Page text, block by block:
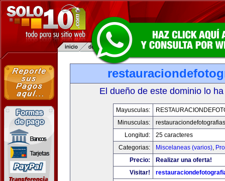
El dueño de este dominio lo
Mayusculas:
Minusculas:
Longitud:
25 caracteres
Categorias:
Miscelaneas (varios),
Precio:
Realizar una oferta!
Visitar!